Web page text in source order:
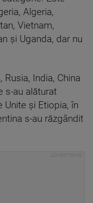
Algeria,
Vietnam,
şi Uganda, dar nu
Rusia, India, China
s-au alăturat
Unite şi Etiopia, în
s-au răzgândit